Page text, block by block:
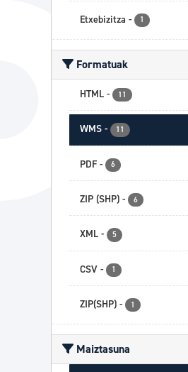
Etxebizitza - 1
Formatuak
HTML - 11
WMS - 11
PDF - 6
ZIP (SHP) - 6
XML - 5
CSV - 1
ZIP(SHP) - 1
Maiztasuna